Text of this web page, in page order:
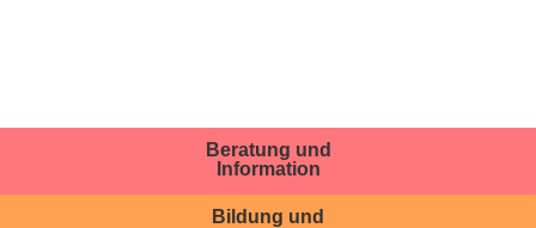
Beratung und
Information
Bildung und